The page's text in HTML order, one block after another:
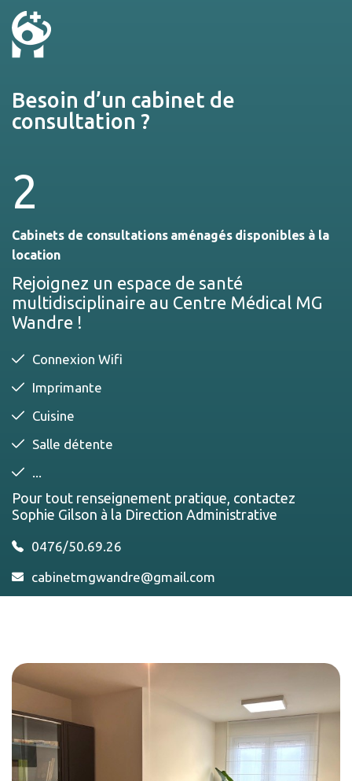
Besoin d’un cabinet de
consultation ?
2
Cabinets de consultations aménagés disponibles à la
location
Rejoignez un espace de santé
multidisciplinaire au Centre Médical MG
Wandre !
Connexion Wifi
Imprimante
Cuisine
Salle détente
...
Pour tout renseignement pratique, contactez
Sophie Gilson à la Direction Administrative
0476/50.69.26
cabinetmgwandre@gmail.com